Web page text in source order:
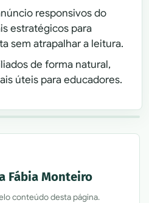
responsivos do
estratégicos para
sem atrapalhar a leitura.
de forma natural,
úteis para educadores.
Fábia Monteiro
conteúdo desta página.